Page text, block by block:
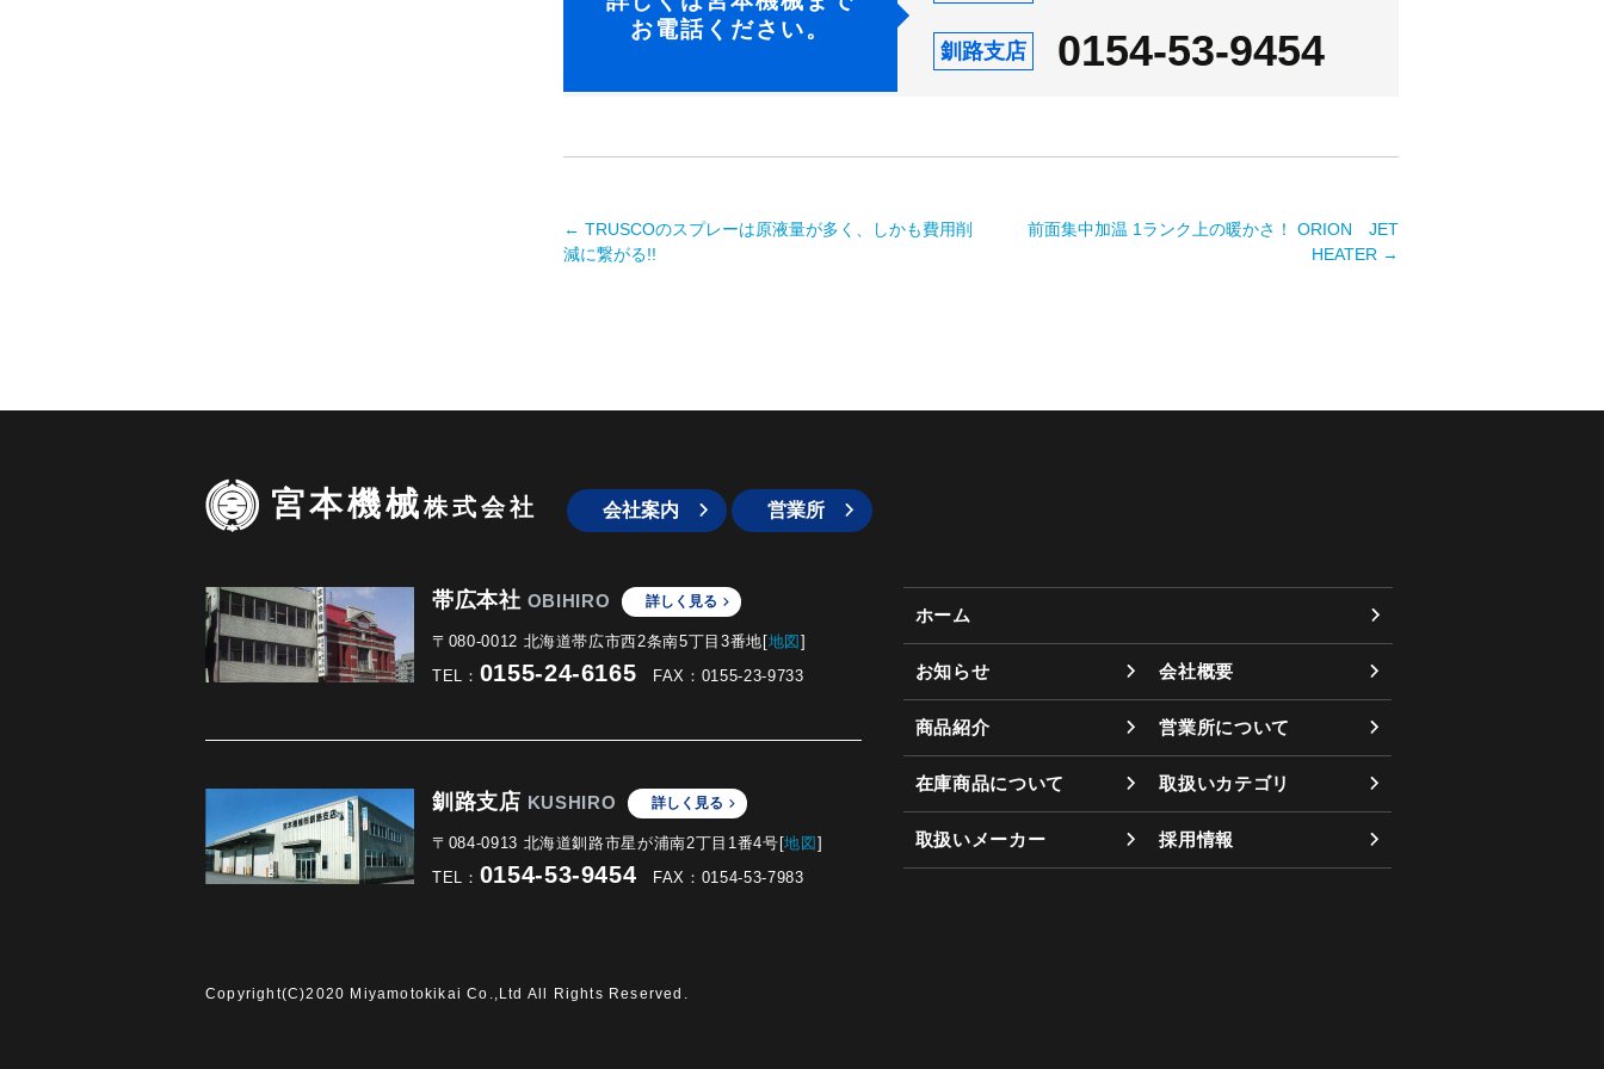
お電話ください。
釧路支店 0154-53-9454
← TRUSCOのスプレーは原液量が多く、しかも費用削
減に繋がる!!
前面集中加温 1ランク上の暖かさ！ ORION JET
HEATER →
宮本機械株式会社 会社案内 営業所
帯広本社 OBIHIRO 詳しく見る
〒080-0012 北海道帯広市西2条南5丁目3番地[地図 ]
TEL： 0155-24-6165 FAX：0155-23-9733
釧路支店 KUSHIRO 詳しく見る
〒084-0913 北海道釧路市星が浦南2丁目1番4号[地図 ]
TEL： 0154-53-9454 FAX：0154-53-7983
ホーム
お知らせ 会社概要
商品紹介 営業所について
在庫商品について 取扱いカテゴリ
取扱いメーカー 採用情報
Copyright(C)2020 Miyamotokikai Co.,Ltd All Rights Reserved.